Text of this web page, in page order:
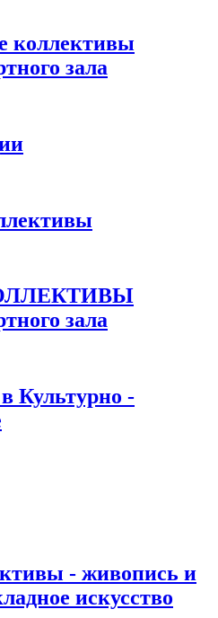
коллективы
зала
зала
Культурно -
- живопись и
искусство